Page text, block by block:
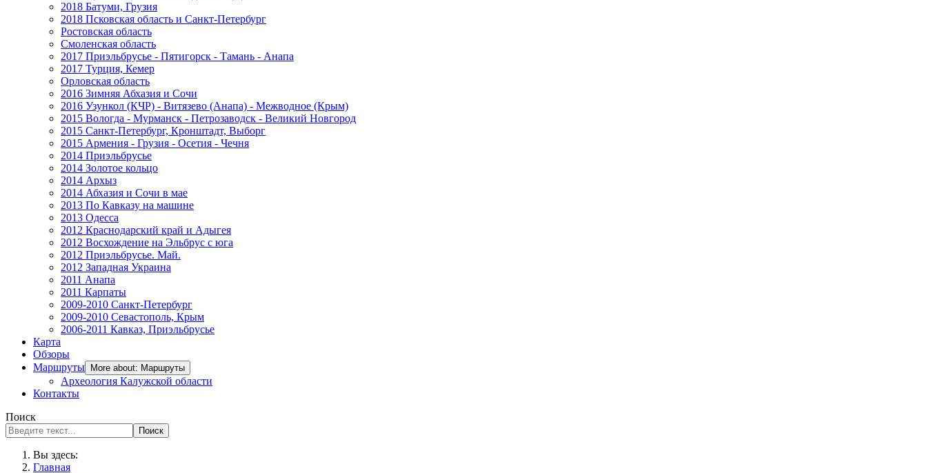
2018 Батуми, Грузия
2018 Псковская область и Санкт-Петербург
Ростовская область
Смоленская область
2017 Приэльбрусье - Пятигорск - Тамань - Анапа
2017 Турция, Кемер
Орловская область
2016 Зимняя Абхазия и Сочи
2016 Узункол (КЧР) - Витязево (Анапа) - Межводное (Крым)
2015 Вологда - Мурманск - Петрозаводск - Великий Новгород
2015 Санкт-Петербург, Кронштадт, Выборг
2015 Армения - Грузия - Осетия - Чечня
2014 Приэльбрусье
2014 Золотое кольцо
2014 Архыз
2014 Абхазия и Сочи в мае
2013 По Кавказу на машине
2013 Одесса
2012 Краснодарский край и Адыгея
2012 Восхождение на Эльбрус с юга
2012 Приэльбрусье. Май.
2012 Западная Украина
2011 Анапа
2011 Карпаты
2009-2010 Санкт-Петербург
2009-2010 Севастополь, Крым
2006-2011 Кавказ, Приэльбрусье
Карта
Обзоры
Маршруты
More about: Маршруты
Археология Калужской области
Контакты
Поиск
Поиск
Вы здесь:
Главная